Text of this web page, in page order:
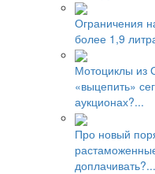
Ограничения
более 1,9
Мотоциклы из
«выцепить»
аукционах?...
Про новый
доплачивать?...